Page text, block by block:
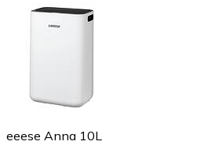
eeese Anna 10L